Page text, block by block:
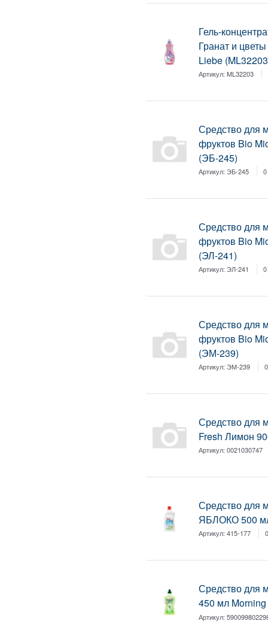
Гель-
Гранат и
Liebe
Артикул:ML32203
Средство для
фруктов Bio
(ЭБ-245)
Артикул:ЭБ-245
Средство для
фруктов Bio
(ЭЛ-241)
Артикул:ЭЛ-241
Средство для
фруктов Bio
(ЭМ-239)
Артикул:ЭМ-239
Средство для
Fresh Лимон
Артикул:0021030747
Средство для
ЯБЛОКО 500
Артикул:415-177
Средство для
450 мл
Артикул: